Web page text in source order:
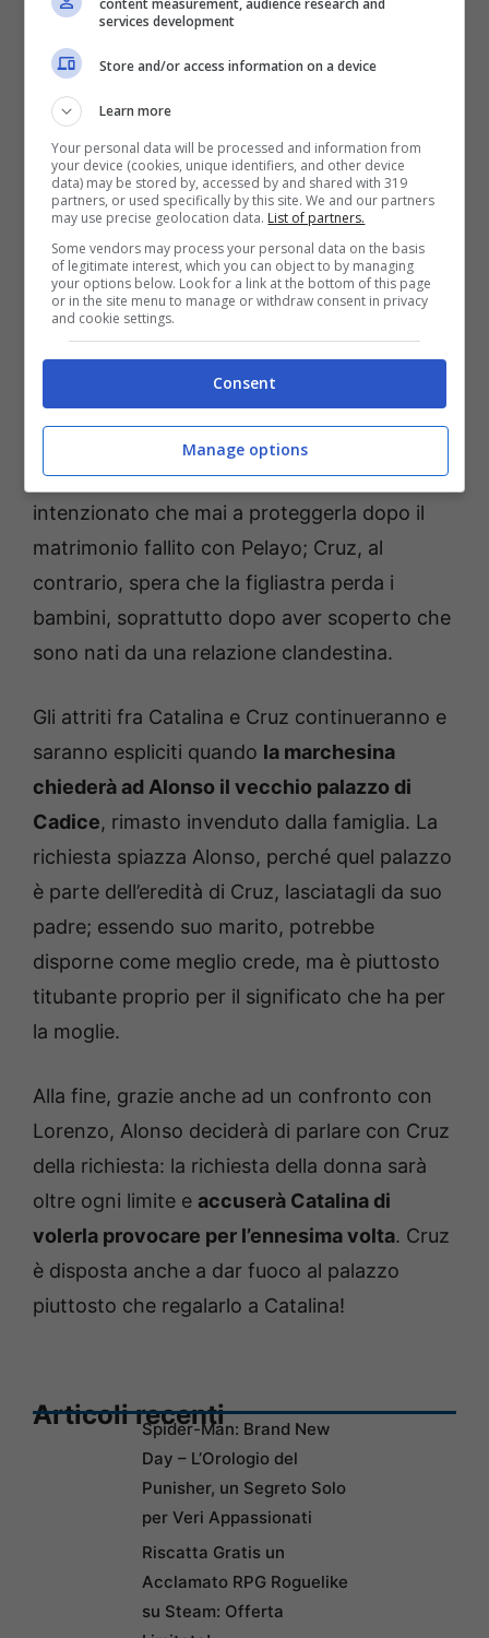
La Promessa, anticipazioni: Catalina fra gravidanza e
particolari richieste (credits: screenshot Mediaset Infinity) –
Alonso sarà pazzo di gioia nel sapere che la
figlia aspetta due gemelli, ed è più
intenzionato che mai a proteggerla dopo il
matrimonio fallito con Pelayo; Cruz, al
contrario, spera che la figliastra perda i
bambini, soprattutto dopo aver scoperto che
sono nati da una relazione clandestina.
Gli attriti fra Catalina e Cruz continueranno e
saranno espliciti quando la marchesina
chiederà ad Alonso il vecchio palazzo di
Cadice, rimasto invenduto dalla famiglia. La
richiesta spiazza Alonso, perché quel palazzo
è parte dell’eredità di Cruz, lasciatagli da suo
padre; essendo suo marito, potrebbe
disporne come meglio crede, ma è piuttosto
titubante proprio per il significato che ha per
la moglie.
Alla fine, grazie anche ad un confronto con
Lorenzo, Alonso deciderà di parlare con Cruz
della richiesta: la richiesta della donna sarà
oltre ogni limite e accuserà Catalina di
volerla provocare per l’ennesima volta. Cruz
è disposta anche a dar fuoco al palazzo
piuttosto che regalarlo a Catalina!
Articoli recentiSpider-Man: Brand New
Day – L’Orologio del
Punisher, un Segreto Solo
per Veri Appassionati
Riscatta Gratis un
Acclamato RPG Roguelike
su Steam: Offerta
content measurement, audience research and
services development
Store and/or access information on a device
Learn more
Your personal data will be processed and information from
your device (cookies, unique identifiers, and other device
data) may be stored by, accessed by and shared with 319
partners, or used specifically by this site. We and our partners
may use precise geolocation data. List of partners.
Some vendors may process your personal data on the basis
of legitimate interest, which you can object to by managing
your options below. Look for a link at the bottom of this page
or in the site menu to manage or withdraw consent in privacy
and cookie settings.
Consent
Manage options